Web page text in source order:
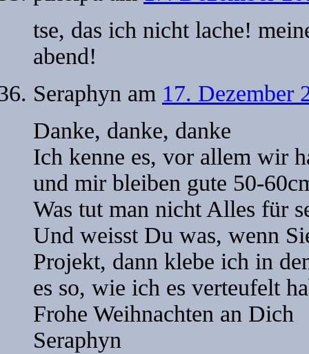
tse, das ich nicht lache!
abend!
Seraphyn am 17. Dezember
Danke, danke, danke
Ich kenne es, vor allem wir
und mir bleiben gute 50-
Was tut man nicht Alles für
Und weisst Du was, wenn
Projekt, dann klebe ich in
es so, wie ich es verteufelt
Frohe Weihnachten an Dich
Seraphyn